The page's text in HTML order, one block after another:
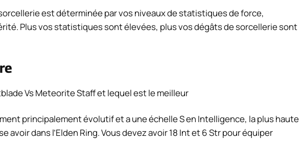
est déterminée par vos niveaux de statistiques de force,
Plus vos statistiques sont élevées, plus vos dégâts de sorcellerie sont
principalement évolutif et a une échelle S en Intelligence, la plus haute
avoir dans l’Elden Ring. Vous devez avoir 18 Int et 6 Str pour équiper